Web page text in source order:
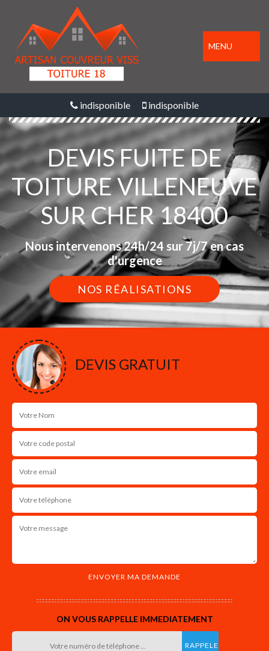
MENU
indisponible indisponible
DEVIS FUITE DE
TOITURE VILLENEUVE
SUR CHER 18400
Nous intervenons 24h/24 sur 7j/7 en cas
d'urgence
NOS RÉALISATIONS
DEVIS GRATUIT
ON VOUS RAPPELLE IMMEDIATEMENT